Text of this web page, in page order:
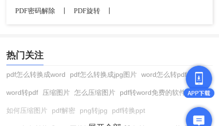
PDF密码解除
PDF旋转
热门关注
pdf怎么转换成word pdf怎么转换成jpg图片 word怎么转pdf
word转pdf 压缩图片 怎么压缩图片 pdf转word免费的软件
如何压缩图片 pdf解密 png转jpg pdf转换ppt